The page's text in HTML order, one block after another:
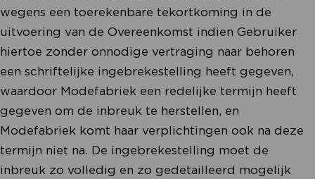
wegens een toerekenbare tekortkoming in de
uitvoering van de Overeenkomst indien Gebruiker
hiertoe zonder onnodige vertraging naar behoren
een schriftelijke ingebrekestelling heeft gegeven,
waardoor Modefabriek een redelijke termijn heeft
gegeven om de inbreuk te herstellen, en
Modefabriek komt haar verplichtingen ook na deze
termijn niet na. De ingebrekestelling moet de
inbreuk zo volledig en zo gedetailleerd mogelijk